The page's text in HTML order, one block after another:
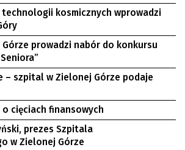
kosmicznych wprowadzi
Górze prowadzi nabór do konkursu
– szpital w Zielonej Górze podaje
cięciach finansowych
prezes Szpitala
w Zielonej Górze